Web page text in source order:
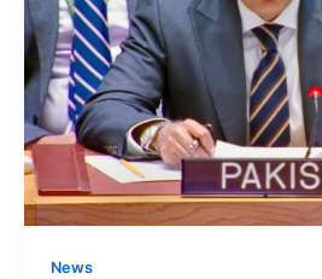
News